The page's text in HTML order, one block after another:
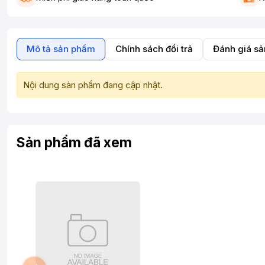
Mô tả sản phẩm Chính sách đổi trả Đánh giá
Nội dung sản phẩm đang cập nhật.
Sản phẩm đã xem